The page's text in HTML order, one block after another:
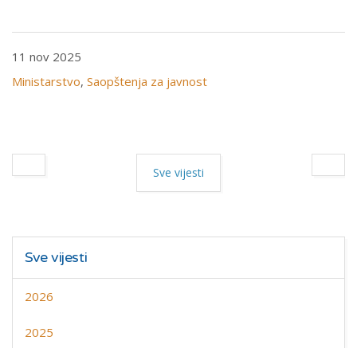
11 nov 2025
Ministarstvo, Saopštenja za javnost
Sve vijesti
Sve vijesti
2026
2025